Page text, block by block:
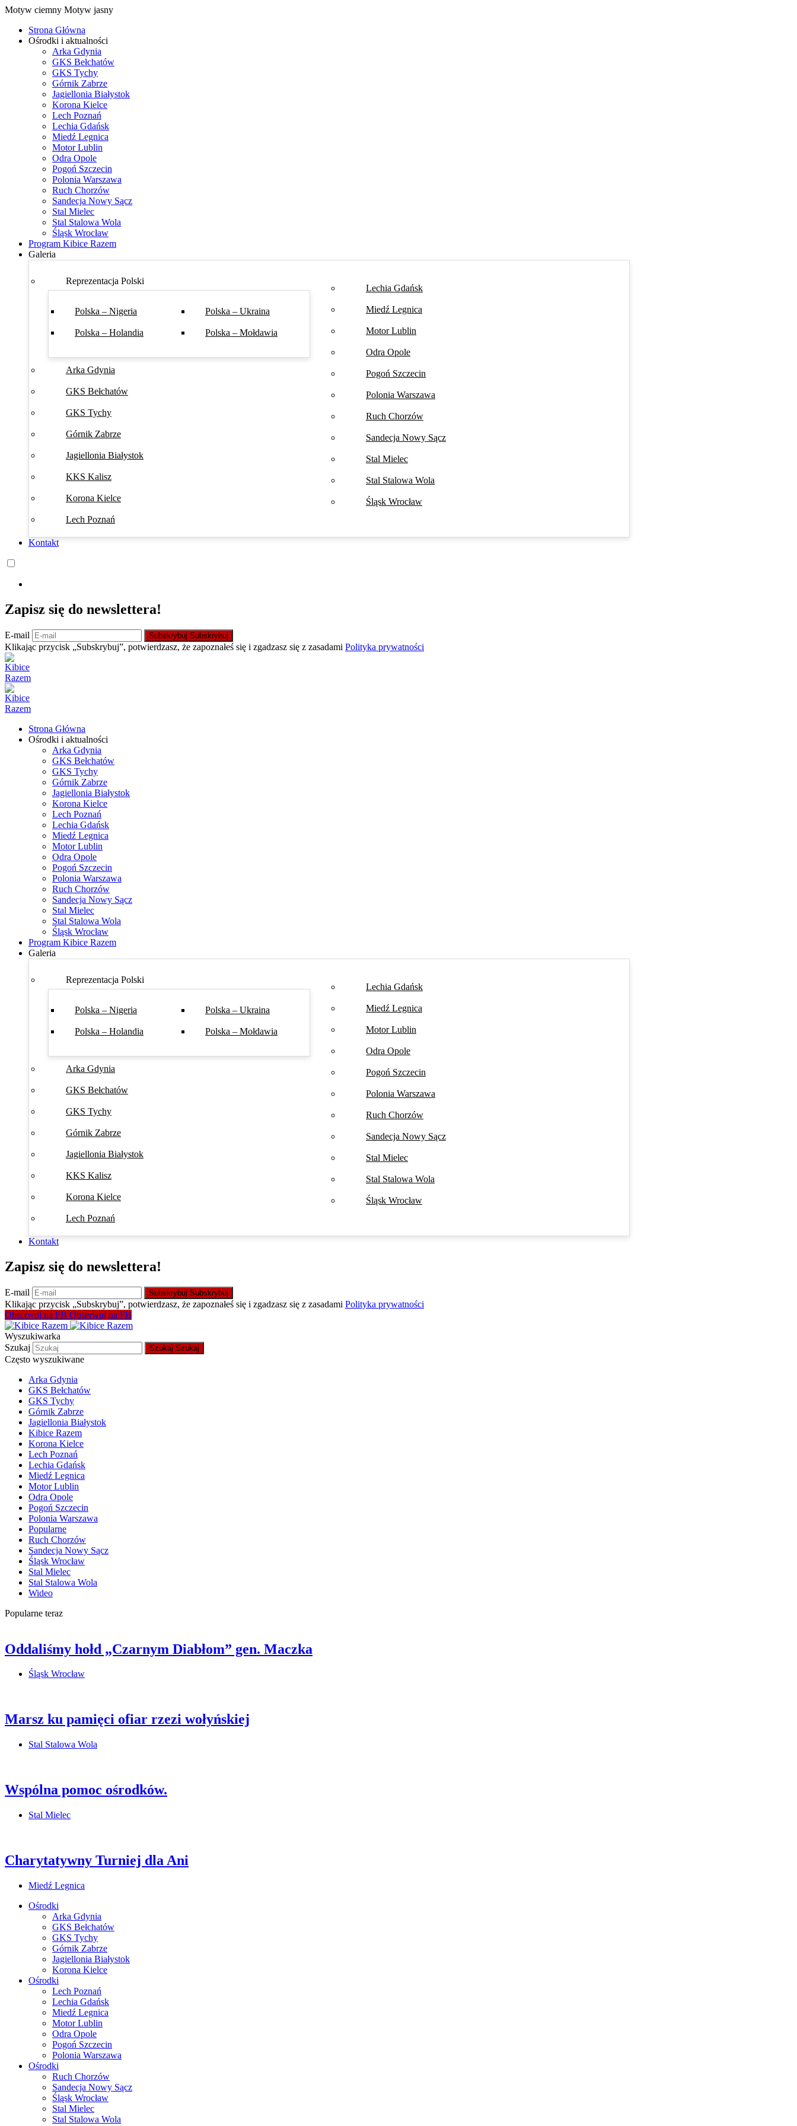
Motyw ciemny Motyw jasny
Strona Główna
Ośrodki i aktualności
Arka Gdynia
GKS Bełchatów
GKS Tychy
Górnik Zabrze
Jagiellonia Białystok
Korona Kielce
Lech Poznań
Lechia Gdańsk
Miedź Legnica
Motor Lublin
Odra Opole
Pogoń Szczecin
Polonia Warszawa
Ruch Chorzów
Sandecja Nowy Sącz
Stal Mielec
Stal Stalowa Wola
Śląsk Wrocław
Program Kibice Razem
Galeria
Reprezentacja Polski
Polska – Nigeria
Polska – Holandia
Polska – Ukraina
Polska – Mołdawia
Arka Gdynia
GKS Bełchatów
GKS Tychy
Górnik Zabrze
Jagiellonia Białystok
KKS Kalisz
Korona Kielce
Lech Poznań
Lechia Gdańsk
Miedź Legnica
Motor Lublin
Odra Opole
Pogoń Szczecin
Polonia Warszawa
Ruch Chorzów
Sandecja Nowy Sącz
Stal Mielec
Stal Stalowa Wola
Śląsk Wrocław
Kontakt
Zapisz się do newslettera!
E-mail Subskrybuj Subskrybuj
Klikając przycisk „Subskrybuj”, potwierdzasz, że zapoznałeś się i zgadzasz się z zasadami Polityka prywatności
Strona Główna
Ośrodki i aktualności
Arka Gdynia
GKS Bełchatów
GKS Tychy
Górnik Zabrze
Jagiellonia Białystok
Korona Kielce
Lech Poznań
Lechia Gdańsk
Miedź Legnica
Motor Lublin
Odra Opole
Pogoń Szczecin
Polonia Warszawa
Ruch Chorzów
Sandecja Nowy Sącz
Stal Mielec
Stal Stalowa Wola
Śląsk Wrocław
Program Kibice Razem
Galeria
Reprezentacja Polski
Polska – Nigeria
Polska – Holandia
Polska – Ukraina
Polska – Mołdawia
Arka Gdynia
GKS Bełchatów
GKS Tychy
Górnik Zabrze
Jagiellonia Białystok
KKS Kalisz
Korona Kielce
Lech Poznań
Lechia Gdańsk
Miedź Legnica
Motor Lublin
Odra Opole
Pogoń Szczecin
Polonia Warszawa
Ruch Chorzów
Sandecja Nowy Sącz
Stal Mielec
Stal Stalowa Wola
Śląsk Wrocław
Kontakt
Zapisz się do newslettera!
E-mail Subskrybuj Subskrybuj
Klikając przycisk „Subskrybuj”, potwierdzasz, że zapoznałeś się i zgadzasz się z zasadami Polityka prywatności
Obserwuj na FB Obserwuj na FB
Wyszukiwarka
Szukaj
Szukaj Szukaj
Często wyszukiwane
Arka Gdynia
GKS Bełchatów
GKS Tychy
Górnik Zabrze
Jagiellonia Białystok
Kibice Razem
Korona Kielce
Lech Poznań
Lechia Gdańsk
Miedź Legnica
Motor Lublin
Odra Opole
Pogoń Szczecin
Polonia Warszawa
Popularne
Ruch Chorzów
Sandecja Nowy Sącz
Śląsk Wrocław
Stal Mielec
Stal Stalowa Wola
Wideo
Popularne teraz
Oddaliśmy hołd „Czarnym Diabłom” gen. Maczka
Śląsk Wrocław
Marsz ku pamięci ofiar rzezi wołyńskiej
Stal Stalowa Wola
Wspólna pomoc ośrodków.
Stal Mielec
Charytatywny Turniej dla Ani
Miedź Legnica
Ośrodki
Arka Gdynia
GKS Bełchatów
GKS Tychy
Górnik Zabrze
Jagiellonia Białystok
Korona Kielce
Ośrodki
Lech Poznań
Lechia Gdańsk
Miedź Legnica
Motor Lublin
Odra Opole
Pogoń Szczecin
Polonia Warszawa
Ośrodki
Ruch Chorzów
Sandecja Nowy Sącz
Śląsk Wrocław
Stal Mielec
Stal Stalowa Wola